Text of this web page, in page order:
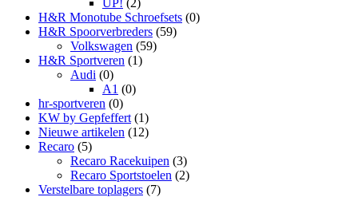
UP! (2)
H&R Monotube Schroefsets (0)
H&R Spoorverbreders (59)
Volkswagen (59)
H&R Sportveren (1)
Audi (0)
A1 (0)
hr-sportveren (0)
KW by Gepfeffert (1)
Nieuwe artikelen (12)
Recaro (5)
Recaro Racekuipen (3)
Recaro Sportstoelen (2)
Verstelbare toplagers (7)